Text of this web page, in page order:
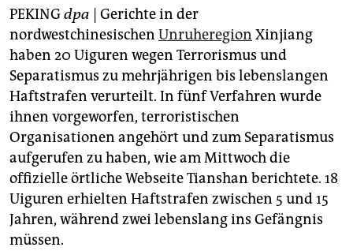
shop
fragen & hilfe
unterstützen
abo
genossenschaft
epaper login
PEKINGdpa | Gerichte in der
nordwestchinesischen Unruheregion Xinjiang
haben 20 Uiguren wegen Terrorismus und
Separatismus zu mehrjährigen bis lebenslangen
Haftstrafen verurteilt. In fünf Verfahren wurde
ihnen vorgeworfen, terroristischen
Organisationen angehört und zum Separatismus
aufgerufen zu haben, wie am Mittwoch die
offizielle örtliche Webseite Tianshan berichtete. 18
Uiguren erhielten Haftstrafen zwischen 5 und 15
Jahren, während zwei lebenslang ins Gefängnis
müssen.